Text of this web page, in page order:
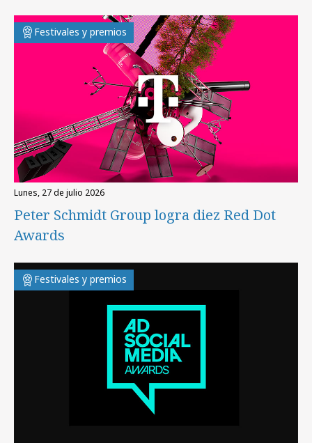
Festivales y premios
lunes, 27 de julio 2026
Peter Schmidt Group logra diez Red Dot
Awards
Festivales y premios